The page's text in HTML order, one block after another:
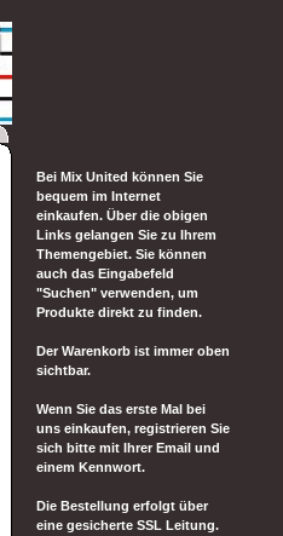
Bei Mix United können Sie
bequem im Internet
einkaufen. Über die obigen
Links gelangen Sie zu Ihrem
Themengebiet. Sie können
auch das Eingabefeld
"Suchen" verwenden, um
Produkte direkt zu finden.
Der Warenkorb ist immer oben
sichtbar.
Wenn Sie das erste Mal bei
uns einkaufen, registrieren Sie
sich bitte mit Ihrer Email und
einem Kennwort.
Die Bestellung erfolgt über
eine gesicherte SSL Leitung.